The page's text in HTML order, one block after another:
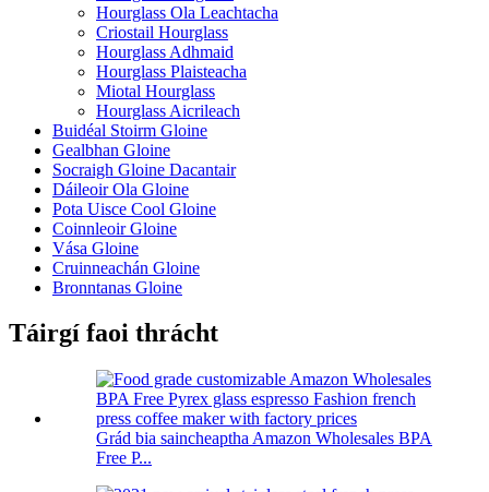
Hourglass Ola Leachtacha
Criostail Hourglass
Hourglass Adhmaid
Hourglass Plaisteacha
Miotal Hourglass
Hourglass Aicrileach
Buidéal Stoirm Gloine
Gealbhan Gloine
Socraigh Gloine Dacantair
Dáileoir Ola Gloine
Pota Uisce Cool Gloine
Coinnleoir Gloine
Vása Gloine
Cruinneachán Gloine
Bronntanas Gloine
Táirgí faoi thrácht
Grád bia saincheaptha Amazon Wholesales BPA
Free P...